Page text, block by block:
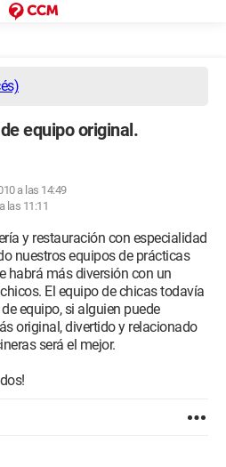
equipo original.
a las 14:49
las 11:11
y restauración con especialidad
nuestros equipos de prácticas
habrá más diversión con un
El equipo de chicas todavía
equipo, si alguien puede
original, divertido y relacionado
será el mejor.